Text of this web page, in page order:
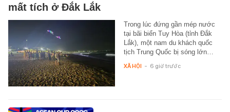
mất tích ở Đắk Lắk
Trong lúc đứng gần mép nước
tại bãi biển Tuy Hòa (tỉnh Đắk
Lắk), một nam du khách quốc
tịch Trung Quốc bị sóng lớn…
XÃ HỘI - 6 giờ trước